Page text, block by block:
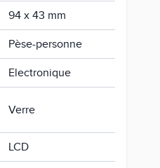
94 x 43 mm
Pèse-personne
Electronique
Verre
LCD